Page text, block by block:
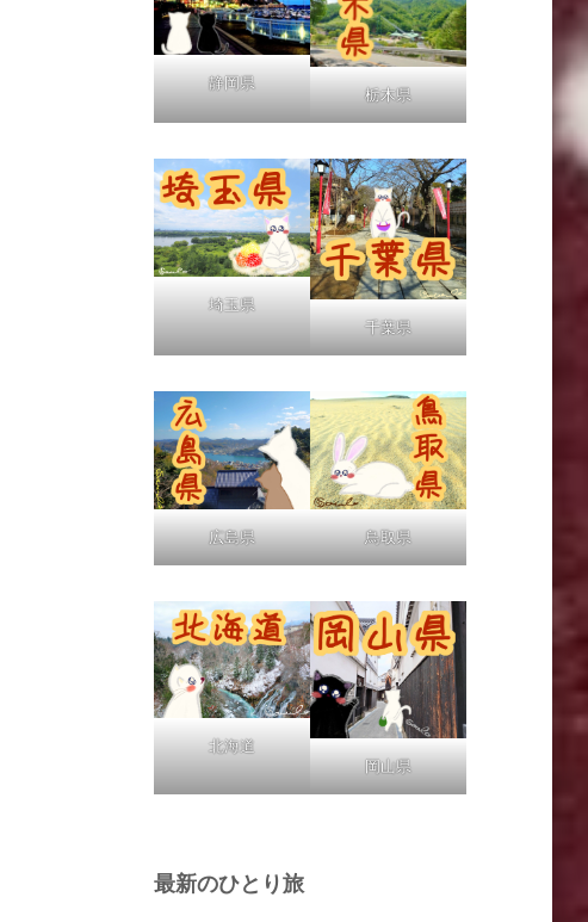
静岡県
栃木県
埼玉県
千葉県
広島県 鳥取県
北海道
岡山県
最新のひとり旅